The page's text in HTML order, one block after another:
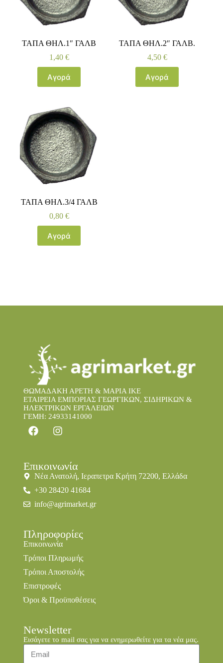
ΤΑΠΑ ΘΗΛ.1″ ΓΑΛΒ
1,40 €
Αγορά
ΤΑΠΑ ΘΗΛ.2″ ΓΑΛΒ.
4,50 €
Αγορά
ΤΑΠΑ ΘΗΛ.3/4 ΓΑΛΒ
0,80 €
Αγορά
ΘΩΜΑΔΑΚΗ ΑΡΕΤΗ & ΜΑΡΙΑ IKE
ΕΤΑΙΡΕΙΑ ΕΜΠΟΡΙΑΣ ΓΕΩΡΓΙΚΩΝ, ΣΙΔΗΡΙΚΩΝ &
ΗΛΕΚΤΡΙΚΩΝ ΕΡΓΑΛΕΙΩΝ
ΓΕΜΗ: 24933141000
Επικοινωνία
Νέα Ανατολή, Ιεραπετρα Κρήτη 72200, Ελλάδα
+30 28420 41684
info@agrimarket.gr
Πληροφορίες
Επικοινωνία
Τρόποι Πληρωμής
Τρόποι Αποστολής
Επιστροφές
Όροι & Προϋποθέσεις
Newsletter
Εισάγετε το mail σας για να ενημερωθείτε για τα νέα μας.